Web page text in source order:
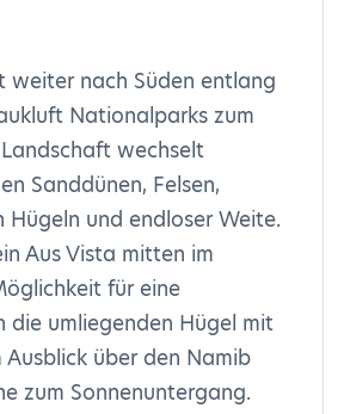
weiter nach Süden entlang
Nationalparks zum
wechselt
Sanddünen, Felsen,
Hügeln und endloser Weite.
Aus Vista mitten im
für eine
die umliegenden Hügel mit
über den Namib
zum Sonnenuntergang.